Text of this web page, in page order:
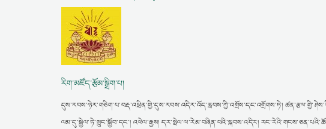
རིག་མཛོད་རྩོམ་སྒྲིག་པ།
དུས་རབས་ཉེར་གཅིག་པ་བརྡ་འཕྲིན་གྱི་དུས་རབས་འདིར་འོད་རླབས་ཀྱི་འགྲོས་དང་འགྲོགས་ཏེ།
ལམ་དུ་སྐྱེལ་ཏེ་སྲུང་སྐྱོབ་དང་། འཕེལ་རྒྱས། དར་སྤེལ་ལ་རེམ་བཞིན་པའི་སྐབས་འདིར།